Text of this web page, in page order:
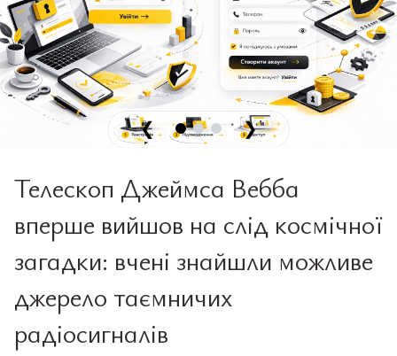
❮ ❯
Телескоп Джеймса Вебба
вперше вийшов на слід космічної
загадки: вчені знайшли можливе
джерело таємничих
радіосигналів